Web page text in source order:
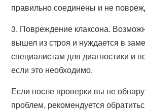
правильно соединены и не
3. Повреждение клаксона.
вышел из строя и нуждается в
специалистам для диагностики и
если это необходимо.
Если после проверки вы не
проблем, рекомендуется